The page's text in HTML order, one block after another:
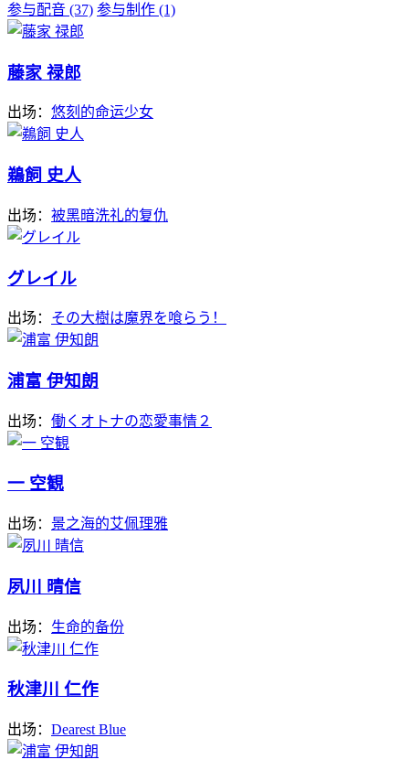
参与配音 (37) 参与制作 (1)
藤家 禄郎
出场： 悠刻的命运少女
鵜飼 史人
出场： 被黑暗洗礼的复仇
グレイル
出场： その大樹は魔界を喰らう！
浦富 伊知朗
出场： 働くオトナの恋愛事情２
一 空観
出场： 景之海的艾佩理雅
夙川 晴信
出场： 生命的备份
秋津川 仁作
出场： Dearest Blue